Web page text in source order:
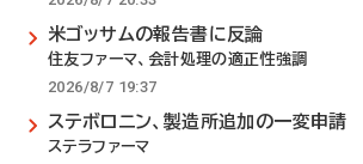
米ゴッサムの報告書に反論
住友ファーマ、会計処理の適正性強調
2026/8/7 19:37
ステボロニン、製造所追加の一変申請
ステラファーマ